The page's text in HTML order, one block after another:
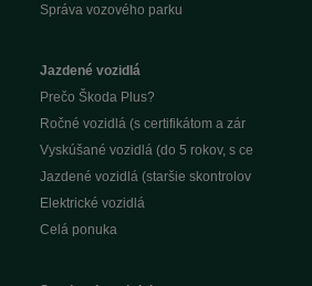
Správa vozového parku
Jazdené vozidlá
Prečo Škoda Plus?
Ročné vozidlá (s certifikátom a zár
Vyskúšané vozidlá (do 5 rokov, s ce
Jazdené vozidlá (staršie skontrolov
Elektrické vozidlá
Celá ponuka